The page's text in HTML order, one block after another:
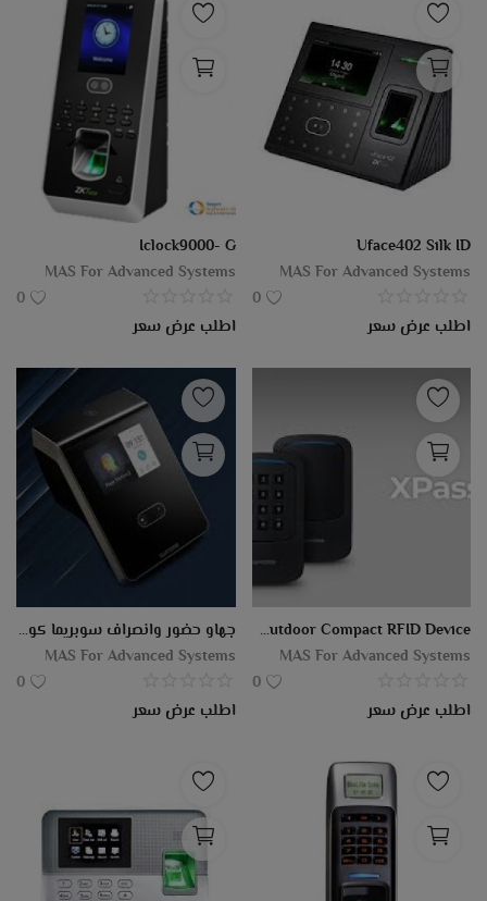
Uface402 Silk ID
MAS For Advanced Systems
0
اطلب عرض سعر
Iclock9000- G
MAS For Advanced Systems
0
اطلب عرض سعر
XPass 2 Outdoor Compact RFID Device
MAS For Advanced Systems
0
اطلب عرض سعر
جهاو حضور وانصراف سوبريما كوري
MAS For Advanced Systems
0
اطلب عرض سعر